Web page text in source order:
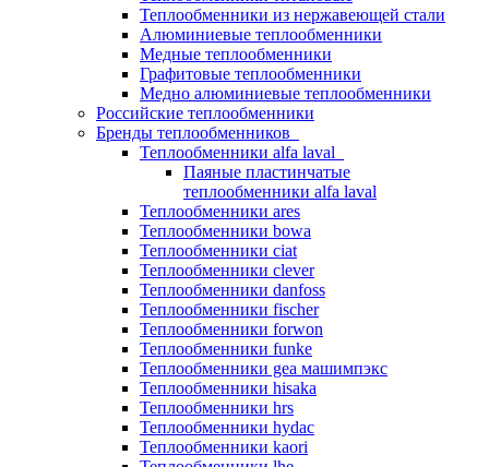
Теплообменники из нержавеющей стали
Алюминиевые теплообменники
Медные теплообменники
Графитовые теплообменники
Медно алюминиевые теплообменники
Российские теплообменники
Бренды теплообменников
Теплообменники alfa laval
Паяные пластинчатые
теплообменники alfa laval
Теплообменники ares
Теплообменники bowa
Теплообменники ciat
Теплообменники clever
Теплообменники danfoss
Теплообменники fischer
Теплообменники forwon
Теплообменники funke
Теплообменники gea машимпэкс
Теплообменники hisaka
Теплообменники hrs
Теплообменники hydac
Теплообменники kaori